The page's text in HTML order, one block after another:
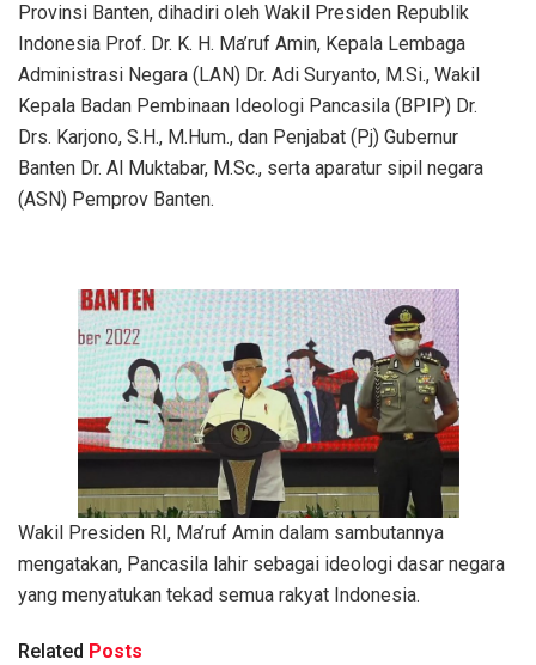
Provinsi Banten, dihadiri oleh Wakil Presiden Republik
Indonesia Prof. Dr. K. H. Ma’ruf Amin, Kepala Lembaga
Administrasi Negara (LAN) Dr. Adi Suryanto, M.Si., Wakil
Kepala Badan Pembinaan Ideologi Pancasila (BPIP) Dr.
Drs. Karjono, S.H., M.Hum., dan Penjabat (Pj) Gubernur
Banten Dr. Al Muktabar, M.Sc., serta aparatur sipil negara
(ASN) Pemprov Banten.
Wakil Presiden RI, Ma’ruf Amin dalam sambutannya
mengatakan, Pancasila lahir sebagai ideologi dasar negara
yang menyatukan tekad semua rakyat Indonesia.
Related Posts